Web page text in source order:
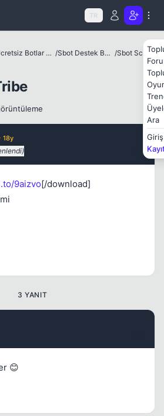
TR
Ara
Giriş
iSro Ücretsiz Botlar ve Diğer Programlar / Sbot Destek Bölümü / Sbot Scriptler
18y
9aizvo[/download]
3 YANIT
😊
Kapat